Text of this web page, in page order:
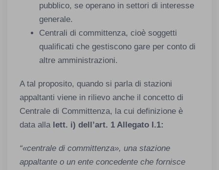
pubblico, se operano in settori di interesse
generale.
Centrali di committenza, cioè soggetti
qualificati che gestiscono gare per conto di
altre amministrazioni.
A tal proposito, quando si parla di stazioni
appaltanti viene in rilievo anche il concetto di
Centrale di Committenza, la cui definizione è
data alla lett. i) dell’art. 1 Allegato I.1:
“«centrale di committenza», una stazione
appaltante o un ente concedente che fornisce